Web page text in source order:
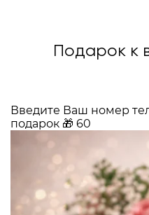
Подарок к
Введите Ваш номер
подарок 🎁 60